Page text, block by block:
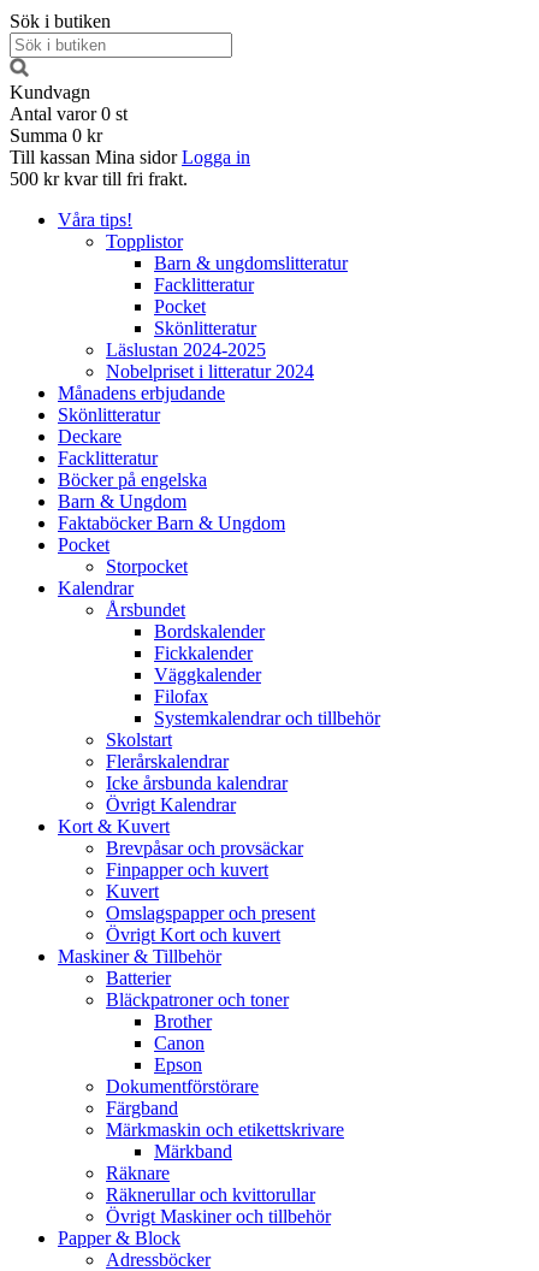
Sök i butiken
Kundvagn
Antal varor 0 st
Summa 0 kr
Till kassan Mina sidor Logga in
500 kr kvar till fri frakt.
Våra tips!
Topplistor
Barn & ungdomslitteratur
Facklitteratur
Pocket
Skönlitteratur
Läslustan 2024-2025
Nobelpriset i litteratur 2024
Månadens erbjudande
Skönlitteratur
Deckare
Facklitteratur
Böcker på engelska
Barn & Ungdom
Faktaböcker Barn & Ungdom
Pocket
Storpocket
Kalendrar
Årsbundet
Bordskalender
Fickkalender
Väggkalender
Filofax
Systemkalendrar och tillbehör
Skolstart
Flerårskalendrar
Icke årsbunda kalendrar
Övrigt Kalendrar
Kort & Kuvert
Brevpåsar och provsäckar
Finpapper och kuvert
Kuvert
Omslagspapper och present
Övrigt Kort och kuvert
Maskiner & Tillbehör
Batterier
Bläckpatroner och toner
Brother
Canon
Epson
Dokumentförstörare
Färgband
Märkmaskin och etikettskrivare
Märkband
Räknare
Räknerullar och kvittorullar
Övrigt Maskiner och tillbehör
Papper & Block
Adressböcker